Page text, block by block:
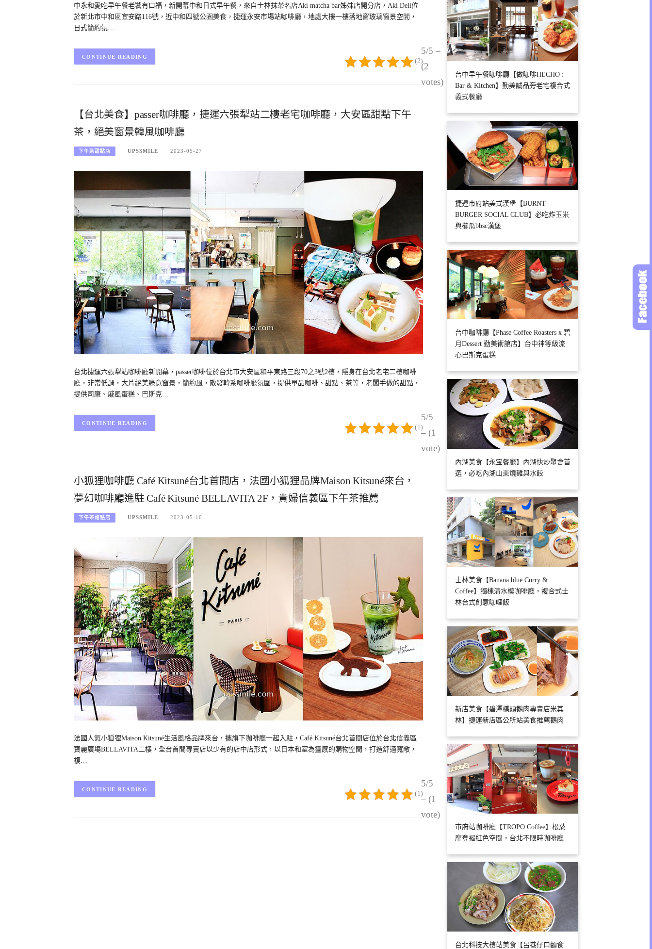
中永和愛吃早午餐老饕有口福，新開幕中和日式早午餐，來自士林抹茶名店Aki matcha bar姊妹店開分店，Aki Deli位
於新北市中和區宜安路116號，近中和四號公園美食，捷運永安市場站咖啡廳，地處大樓一樓落地窗玻璃窗景空間，
日式簡約氛…
5/5 –
(2
votes)
(2)
CONTINUE READING
【台北美食】passer咖啡廳，捷運六張犁站二樓老宅咖啡廳，大安區甜點下午
茶，絕美窗景韓風咖啡廳
下午茶甜點店 UPSSMILE 2023-05-27
台北捷運六張犁站咖啡廳新開幕，passer咖啡位於台北市大安區和平東路三段70之3號2樓，隱身在台北老宅二樓咖啡
廳，非常低調，大片絕美綠意窗景，簡約風，散發韓系咖啡廳氛圍，提供單品咖啡、甜點、茶等，老闆手做的甜點，
提供司康、戚風蛋糕、巴斯克…
5/5
– (1
vote)
(1)
CONTINUE READING
小狐狸咖啡廳 Café Kitsuné台北首間店，法國小狐狸品牌 Maison Kitsuné來台，
夢幻咖啡廳進駐 Café Kitsuné BELLAVITA 2F，貴婦信義區下午茶推薦
下午茶甜點店 UPSSMILE 2023-05-10
法國人氣小狐狸Maison Kitsuné生活風格品牌來台，攜旗下咖啡廳一起入駐，Café Kitsuné台北首間店位於台北信義區
寶麗廣塲BELLAVITA二樓，全台首間專賣店以少有的店中店形式，以日本和室為靈感的購物空間，打造舒適寬敞，
複…
5/5
– (1
vote)
(1)
CONTINUE READING
台中早午餐咖啡廳【做咖啡HECHO :
Bar & Kitchen】勤美誠品旁老宅複合式
義式餐廳
捷運市府站美式漢堡【BURNT
BURGER SOCIAL CLUB】必吃炸玉米
與櫛瓜bbsc漢堡
台中咖啡廳【Phase Coffee Roasters x 碧
月Dessert 勤美術館店】台中神等級流
心巴斯克蛋糕
內湖美食【永宝餐廳】內湖快炒聚會首
選，必吃內湖山東燒雞與水餃
士林美食【Banana blue Curry &
Coffee】獨棟清水模咖啡廳，複合式士
林台式創意咖哩飯
新店美食【碧潭橋頭鵝肉專賣店米其
林】捷運新店區公所站美食推薦鵝肉
市府站咖啡廳【TROPO Coffee】松菸
摩登褐紅色空間，台北不限時咖啡廳
台北科技大樓站美食【呂巷仔口麵食